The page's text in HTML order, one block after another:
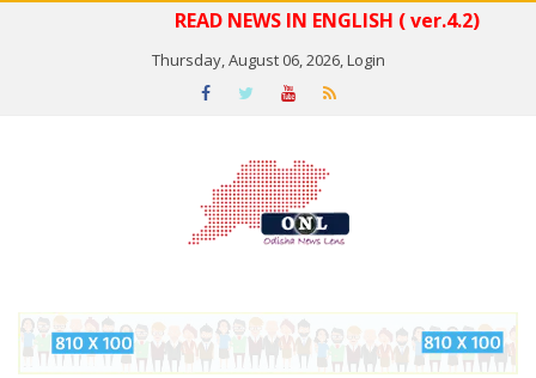
READ NEWS IN ENGLISH ( ver.4.2)
Thursday, August 06, 2026,Login